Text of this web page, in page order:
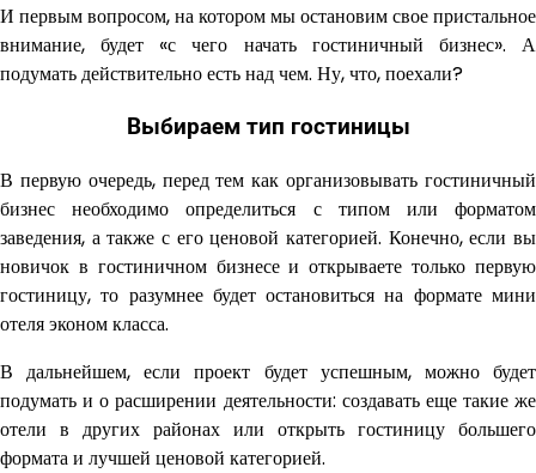
И первым вопросом, на котором мы остановим свое пристальное
внимание, будет «с чего начать гостиничный бизнес». А
подумать действительно есть над чем. Ну, что, поехали?
Выбираем тип гостиницы
В первую очередь, перед тем как организовывать гостиничный
бизнес необходимо определиться с типом или форматом
заведения, а также с его ценовой категорией. Конечно, если вы
новичок в гостиничном бизнесе и открываете только первую
гостиницу, то разумнее будет остановиться на формате мини
отеля эконом класса.
В дальнейшем, если проект будет успешным, можно будет
подумать и о расширении деятельности: создавать еще такие же
отели в других районах или открыть гостиницу большего
формата и лучшей ценовой категорией.